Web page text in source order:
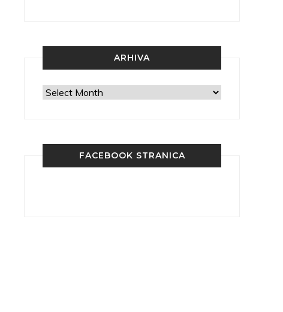
ARHIVA
Arhiva
FACEBOOK STRANICA